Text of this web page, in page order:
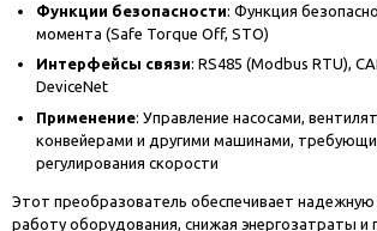
Функции безопасности: Функция
момента (Safe Torque Off, STO)
Интерфейсы связи: RS485 (Modbus RTU),
DeviceNet
Применение: Управление насосами,
конвейерами и другими машинами,
регулирования скорости
Этот преобразователь обеспечивает
работу оборудования, снижая энергозатраты и